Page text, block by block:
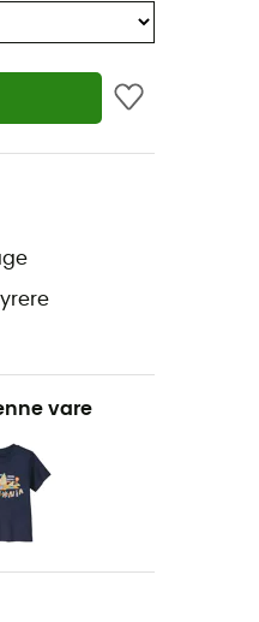
vare